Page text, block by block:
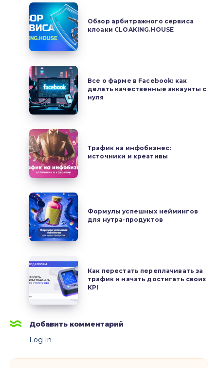
арбитраже:
почему
рынок
все
чаще
смотрит
на
MAC
Обзор
арбитражного
сервиса
CLOAKING.HOUSE
Обзор арбитражного сервиса
клоаки CLOAKING.HOUSE
Все
о
фарме
в
Facebook:
как
делать
качественные
аккаунты
с
нуля
Все о фарме в Facebook: как
делать качественные аккаунты с
нуля
Трафик
на
инфобизнес:
источники
креативы
Трафик на инфобизнес:
источники и креативы
Формулы
успешных
неймингов
для
нутра-
Формулы успешных неймингов
для нутра-продуктов
Как
перестать
переплачивать
за
трафик
и
достигать
своих
Как перестать переплачивать за
трафик и начать достигать своих
KPI
Добавить комментарий
Log In